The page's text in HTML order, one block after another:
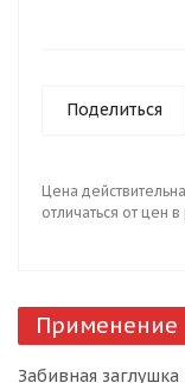
Поделиться
Цена
отличаться от цен
Применение
Забивная